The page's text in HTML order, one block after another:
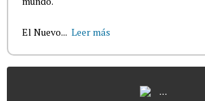
El Nuevo... Leer más
...